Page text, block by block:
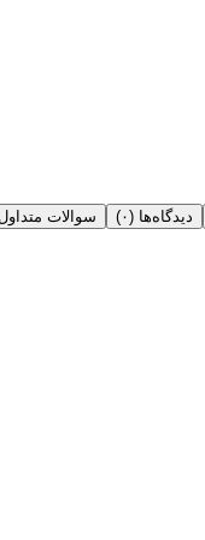
دیدگاه‌ها (۰) سوالات